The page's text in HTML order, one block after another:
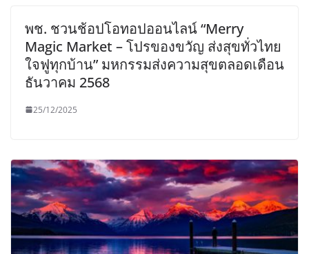
พช. ชวนช้อปโอทอปออนไลน์ “Merry
Magic Market – โปรของขวัญ ส่งสุขทั่วไทย
ใจฟูทุกบ้าน” มหกรรมส่งความสุขตลอดเดือน
ธันวาคม 2568
25/12/2025